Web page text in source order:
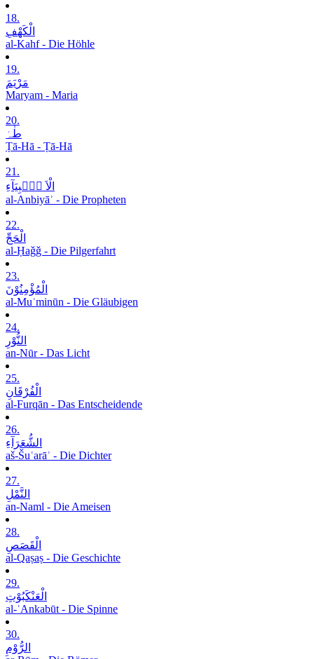
18.
الْکَھْفِ
al-Kahf - Die Höhle
19.
مَرْیَمَ
Maryam - Maria
20.
طٰہٰ
Ṭā-Hā - Ṭā-Hā
21.
الْاَ نۡۢبِیَآءِ
al-Anbiyāʾ - Die Propheten
22.
الْحَجِّ
al-Ḥaǧǧ - Die Pilgerfahrt
23.
الْمُؤْمِنُوْنَ
al-Muʾminūn - Die Gläubigen
24.
النُّوْرِ
an-Nūr - Das Licht
25.
الْفُرْقَانِ
al-Furqān - Das Entscheidende
26.
الشُّعَرَآءِ
aš-Šuʿarāʾ - Die Dichter
27.
النَّمْلِ
an-Naml - Die Ameisen
28.
الْقَصَصِ
al-Qaṣaṣ - Die Geschichte
29.
الْعَنْکَبُوْتِ
al-ʿAnkabūt - Die Spinne
30.
الرُّوْمِ